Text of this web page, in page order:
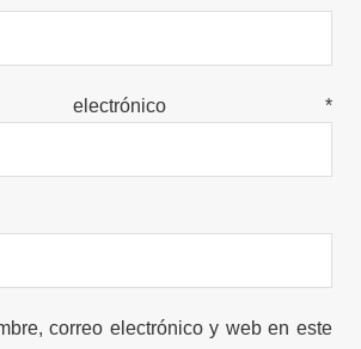
electrónico *
correo electrónico y web en este